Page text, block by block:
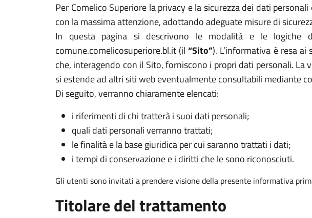
Per Comelico Superiore la privacy e la sicurezza dei dati
con la massima attenzione, adottando adeguate misure di
In questa pagina si descrivono le modalità e le
comune.comelicosuperiore.bl.it (il“Sito”). L’informativa è resa
che, interagendo con il Sito, forniscono i propri dati personali.
si estende ad altri siti web eventualmente consultabili mediante
Di seguito, verranno chiaramente elencati:
i riferimenti di chi tratterà i suoi dati personali;
quali dati personali verranno trattati;
le finalità e la base giuridica per cui saranno trattati i dati;
i tempi di conservazione e i diritti che le sono riconosciuti.
Gli utenti sono invitati a prendere visione della presente informativa
Titolare del trattamento